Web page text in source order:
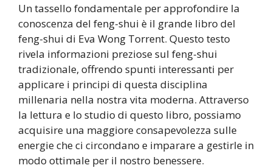
Un tassello fondamentale per approfondire la
conoscenza del feng-shui è il grande libro del
feng-shui di Eva Wong Torrent. Questo testo
rivela informazioni preziose sul feng-shui
tradizionale, offrendo spunti interessanti per
applicare i principi di questa disciplina
millenaria nella nostra vita moderna. Attraverso
la lettura e lo studio di questo libro, possiamo
acquisire una maggiore consapevolezza sulle
energie che ci circondano e imparare a gestirle in
modo ottimale per il nostro benessere.